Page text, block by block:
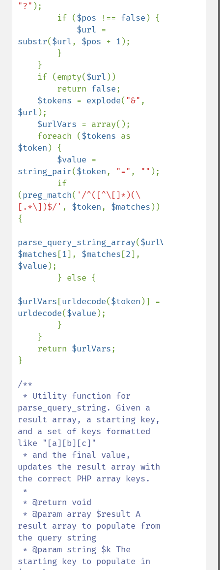
"?" );
        if (
$pos !== false ) {
$url
substr($url, $pos + 1 );
    if (empty(
$url ))
        return
false;
$tokens = explode( "&"
$url );
$urlVars = array();
    foreach (
$tokens
$token ) {
$value
string_pair($token, "=" , "" );
(preg_match( '/^([^\[]*)(\
[.*\])$/' , $token, $matches ))
{
parse_query_string_array($urlVars
$matches [1], $matches [2
$value );
$urlVars [urldecode($token
urldecode($value );
    return
$urlVars;
}
/**
parse_query_string. Given a
result array, a starting key,
and a set of keys formatted
like "[a][b][c]"
updates the result array with
the correct PHP array keys.
result array to populate from
the query string
starting key to populate in